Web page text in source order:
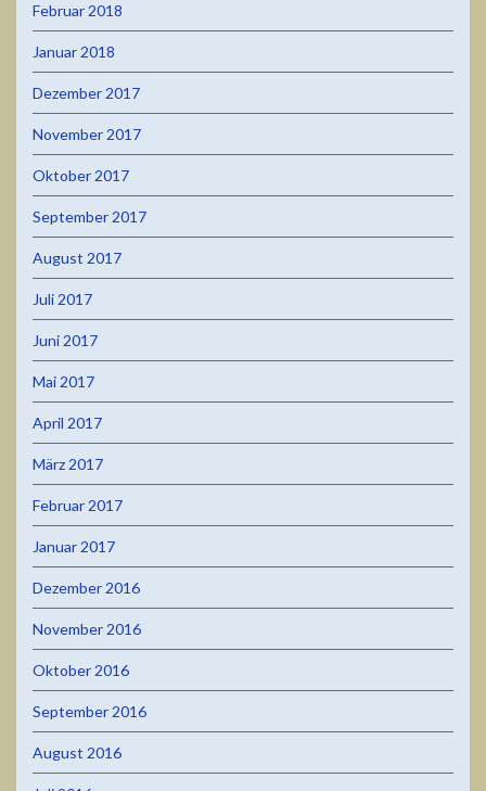
Februar 2018
Januar 2018
Dezember 2017
November 2017
Oktober 2017
September 2017
August 2017
Juli 2017
Juni 2017
Mai 2017
April 2017
März 2017
Februar 2017
Januar 2017
Dezember 2016
November 2016
Oktober 2016
September 2016
August 2016